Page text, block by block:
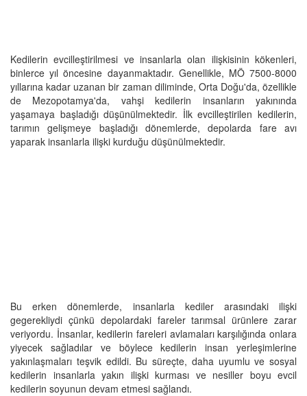
Kedilerin evcilleştirilmesi ve insanlarla olan ilişkisinin kökenleri,
binlerce yıl öncesine dayanmaktadır. Genellikle, MÖ 7500-8000
yıllarına kadar uzanan bir zaman diliminde, Orta Doğu'da, özellikle
de Mezopotamya'da, vahşi kedilerin insanların yakınında
yaşamaya başladığı düşünülmektedir. İlk evcilleştirilen kedilerin,
tarımın gelişmeye başladığı dönemlerde, depolarda fare avı
yaparak insanlarla ilişki kurduğu düşünülmektedir.
Bu erken dönemlerde, insanlarla kediler arasındaki ilişki
gegerekliydi çünkü depolardaki fareler tarımsal ürünlere zarar
veriyordu. İnsanlar, kedilerin fareleri avlamaları karşılığında onlara
yiyecek sağladılar ve böylece kedilerin insan yerleşimlerine
yakınlaşmaları teşvik edildi. Bu süreçte, daha uyumlu ve sosyal
kedilerin insanlarla yakın ilişki kurması ve nesiller boyu evcil
kedilerin soyunun devam etmesi sağlandı.